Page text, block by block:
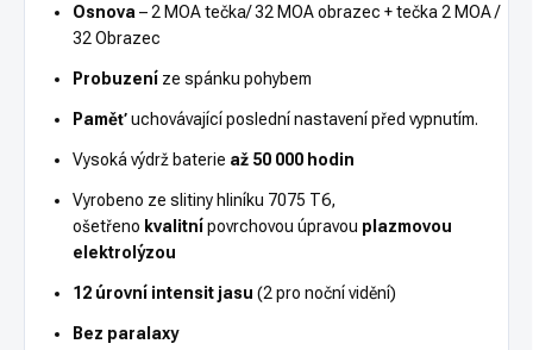
Osnova – 2 MOA tečka/ 32 MOA obrazec + tečka 2 MOA /
32 Obrazec
Probuzení ze spánku pohybem
Paměťuchovávající poslední nastavení před vypnutím.
Vysoká výdrž baterie až 50 000 hodin
Vyrobeno ze slitiny hliníku 7075 T6,
ošetřeno kvalitní povrchovou úpravou plazmovou
elektrolýzou
12 úrovní intensit jasu (2 pro noční vidění)
Bez paralaxy